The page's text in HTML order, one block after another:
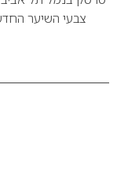
צבעי השיער